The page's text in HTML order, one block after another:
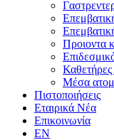
Προιοντα
Καθετήρες
Μέσα
Πιστοποιήσεις
Εταιρικά Νέα
Επικοινωνία
EN